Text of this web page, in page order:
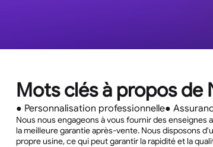
Mots clés à propos de
Nous nous engageons à vous fournir des
la meilleure garantie après-vente. Nous disposons
propre usine, ce qui peut garantir la rapidité et la
● Personnalisation professionnelle●